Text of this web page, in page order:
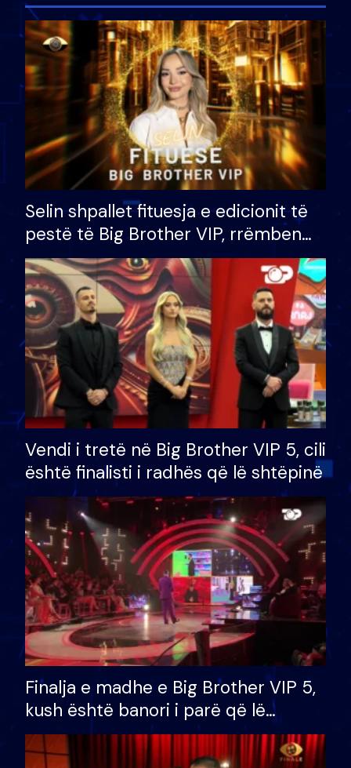
Selin shpallet fituesja e edicionit të
pestë të Big Brother VIP, rrëmben
çmimin e madh prej 100 mijë eurosh
Vendi i tretë në Big Brother VIP 5, cili
është finalisti i radhës që lë shtëpinë
Finalja e madhe e Big Brother VIP 5,
kush është banori i parë që lë
shtëpinë dhe humb mundësinë për
të fituar çmimin e madh